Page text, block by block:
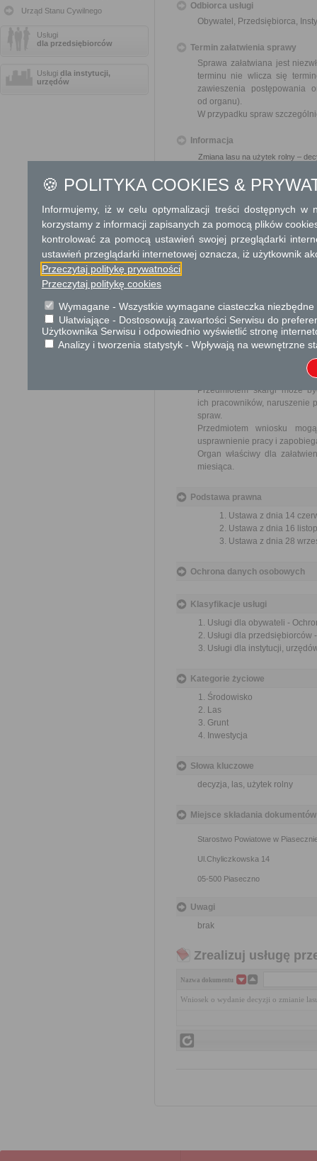
Urząd Stanu Cywilnego
Usługi
dla przedsiębiorców
Usługi dla instytucji,
urzędów
Odbiorca usługi
Obywatel, Przedsiębiorca,
Termin załatwienia sprawy
Sprawa załatwiana jest
terminu nie wlicza się
zawieszenia postępowania
od organu).
W przypadku spraw
Informacja
Zmiana lasu na użytek rolny –
Właściwość starosty
Dodatkowe
Opłata
10 zł opłata skarbowa za
Odwołanie wnosi się do
za pośrednictwem organu,
jego nadania w polskiej
Przedmiotem skargi może
ich pracowników, naruszenie
spraw.
Przedmiotem wniosku
usprawnienie pracy i
Organ właściwy dla
miesiąca.
Podstawa prawna
Ustawa z dnia 14
Ustawa z dnia 16
Ustawa z dnia 28
Ochrona danych osobowych
Klasyfikacje usługi
Usługi dla obywateli -
Usługi dla
Usługi dla instytucji,
Kategorie życiowe
Środowisko
Las
Grunt
Inwestycja
Słowa kluczowe
decyzja, las, użytek rolny
Miejsce składania dokumentów
Starostwo Powiatowe w
Ul.Chyliczkowska 14
05-500 Piaseczno
Uwagi
brak
Zrealizuj usługę
Nazwa dokumentu
Wniosek o wydanie decyzji o zmianie
🍪 POLITYKA COOKIES &
Informujemy, iż w celu optymalizacji treści dostępnych w
korzystamy z informacji zapisanych za pomocą plików
kontrolować za pomocą ustawień swojej przeglądarki
ustawień przeglądarki internetowej oznacza, iż użytkownik
Przeczytaj politykę prywatności
Przeczytaj politykę cookies
Wymagane - Wszystkie wymagane ciasteczka
Ułatwiające - Dostosowują zawartości Serwisu do
Użytkownika Serwisu i odpowiednio wyświetlić stronę
Analizy i tworzenia statystyk - Wpływają na wewnętrzne